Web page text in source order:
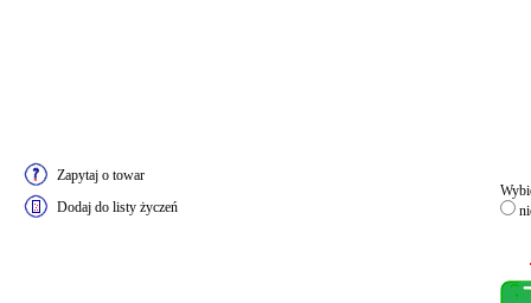
Zapytaj o towar
Dodaj do listy życzeń